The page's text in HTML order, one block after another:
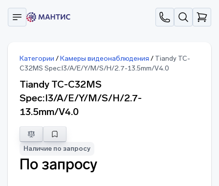
Категории /Камеры видеонаблюдения / Tiandy TC-
C32MS Spec:I3/A/E/Y/M/S/H/2.7-13.5mm/V4.0
Tiandy TC-C32MS
Spec:I3/A/E/Y/M/S/H/2.7-
13.5mm/V4.0
Наличие по запросу
По запросу